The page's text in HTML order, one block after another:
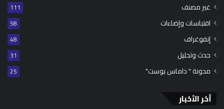
غير مصنف 111
اقتباسات وإضاءات 58
إنفوغراف 48
حدث وتحليل 31
مدونة " داماس بوست" 25
أخر الأخبار